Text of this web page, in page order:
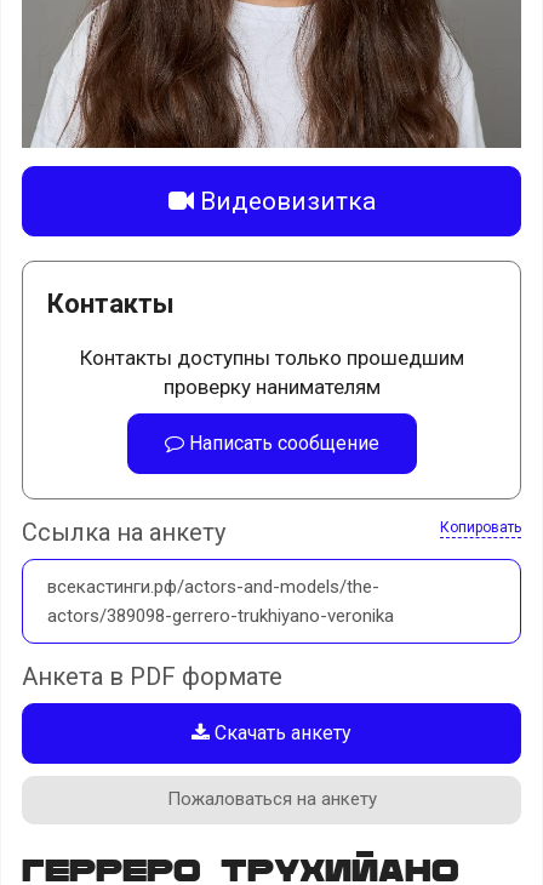
Видеовизитка
Контакты
Контакты доступны только прошедшим
проверку нанимателям
Написать сообщение
Ссылка на анкету Копировать
всекастинги.рф/actors-and-models/the-
actors/389098-gerrero-trukhiyano-veronika
Анкета в PDF формате
Скачать анкету
Пожаловаться на анкету
Герреро Трухийано